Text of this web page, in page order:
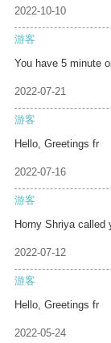
2022-10-10
游客
You have 5 minute
2022-07-21
游客
Hello, Greetings fr
2022-07-16
游客
Horny Shriya called
2022-07-12
游客
Hello, Greetings fr
2022-05-24